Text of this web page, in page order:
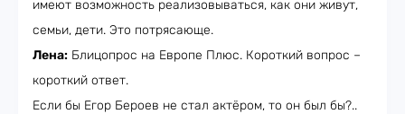
имеют возможность реализовываться, как они живут,
семьи, дети. Это потрясающе.
Лена: Блицопрос на Европе Плюс. Короткий вопрос –
короткий ответ.
Если бы Егор Бероев не стал актёром, то он был бы?..